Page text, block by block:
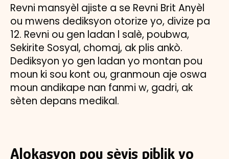
Revni mansyèl ajiste a se Revni Brit Anyèl
ou mwens dediksyon otorize yo, divize pa
12. Revni ou gen ladan l salè, poubwa,
Sekirite Sosyal, chomaj, ak plis ankò.
Dediksyon yo gen ladan yo montan pou
moun ki sou kont ou, granmoun aje oswa
moun andikape nan fanmi w, gadri, ak
sèten depans medikal.
Alokasyon pou sèvis piblik yo